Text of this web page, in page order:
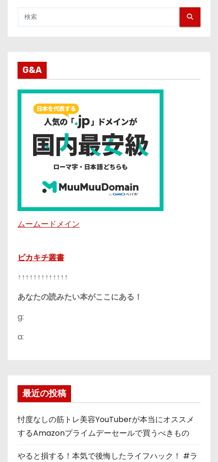
G&A
ムームードメイン
ピカキチ叢書
↑↑↑↑↑↑↑↑↑↑↑↑↑
あなたの読みたい本がここにある！
g:
a:
最近の投稿
忖度なしの筋トレ美容YouTuberが本当にオススメ
するAmazonプライムデーセールで買うべきもの
やると損する！本気で後悔したライフハック！ #ラ